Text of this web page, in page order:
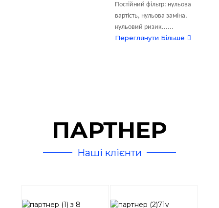
Постійний фільтр: нульова
вартість, нульова заміна,
нульовий ризик......
Переглянути Більше
ПАРТНЕР
Наші клієнти